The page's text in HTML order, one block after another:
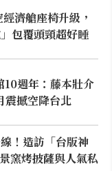
濟艙座椅升級，
包覆頭頸超好睡
10週年：藤本壯介
震撼空降台北
！造訪「台版神
窯烤披薩與人氣私